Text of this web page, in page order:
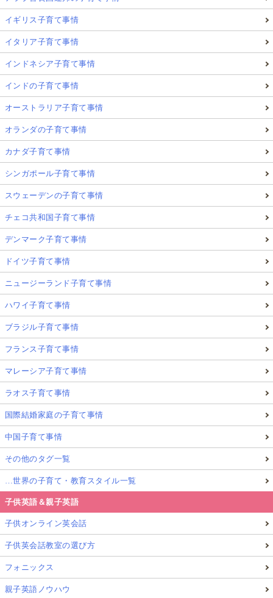
イギリス子育て事情
イタリア子育て事情
インドネシア子育て事情
インドの子育て事情
オーストラリア子育て事情
オランダの子育て事情
カナダ子育て事情
シンガポール子育て事情
スウェーデンの子育て事情
チェコ共和国子育て事情
デンマーク子育て事情
ドイツ子育て事情
ニュージーランド子育て事情
ハワイ子育て事情
ブラジル子育て事情
フランス子育て事情
マレーシア子育て事情
ラオス子育て事情
国際結婚家庭の子育て事情
中国子育て事情
その他のタグ一覧
…世界の子育て・教育スタイル一覧
子供英語＆親子英語
子供オンライン英会話
子供英会話教室の選び方
フォニックス
親子英語ノウハウ